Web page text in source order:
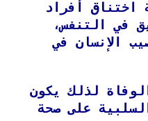
اختناق أفراد
في التنفس،
الإنسان في
لذلك يكون
على صحة